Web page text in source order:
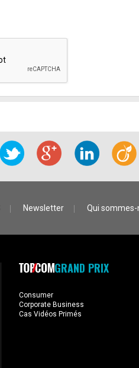
Newsletter Qui sommes-
GRAND PRIX
Consumer
Corporate Business
Cas Vidéos Primés